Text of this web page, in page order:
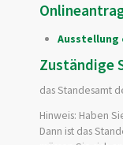
Ausstellung
Zuständige
das Standesamt
Hinweis: Haben
Dann ist das